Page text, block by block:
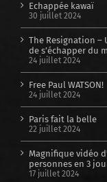
Echappée kawaï
30 juillet 2024
The Resignation
de s’échapper du
24 juillet 2024
Free Paul WATSON!
24 juillet 2024
Paris fait la belle
22 juillet 2024
Magnifique vidéo
personnes en 3
17 juillet 2024